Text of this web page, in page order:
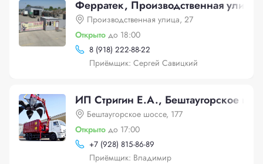
Ферратек, Производственная улица,
Производственная улица, 27
Открыто до 18:00
8 (918) 222-88-22
Приёмщик: Сергей Савицкий
ИП Стригин Е.А., Бештаугорское
Бештаугорское шоссе, 177
Открыто до 17:00
+7 (928) 815-86-89
Приёмщик: Владимир